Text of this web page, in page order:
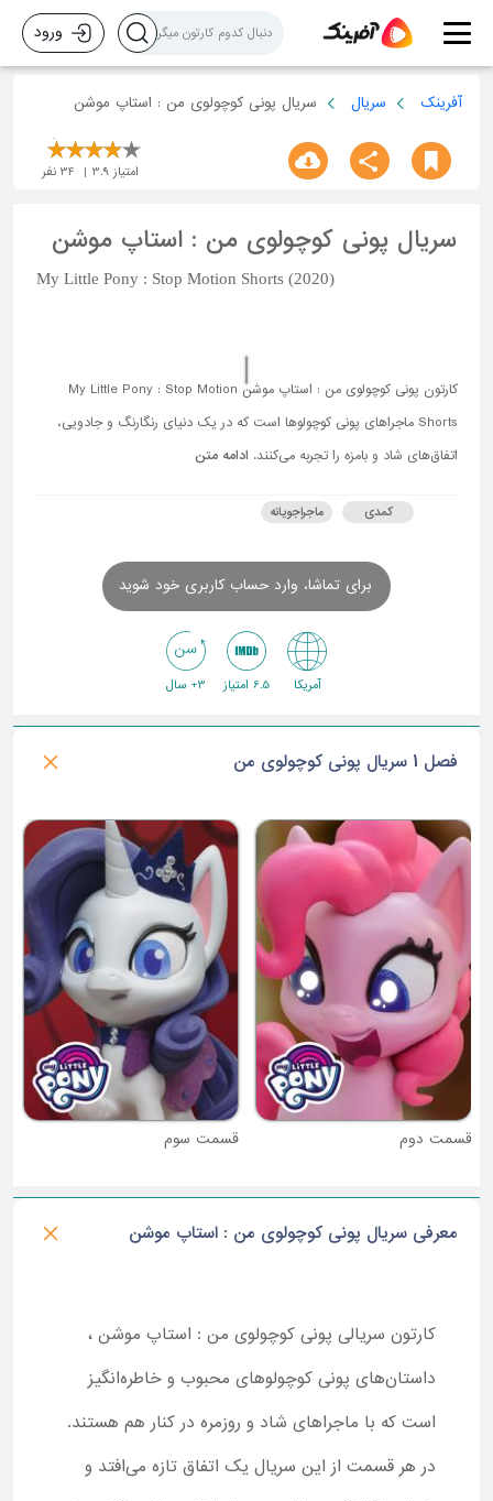
ورود
آفرینک سریال سریال پونی کوچولوی من : استاپ موشن
امتیاز 3.9
34 نفر
سریال پونی کوچولوی من : استاپ موشن
My Little Pony : Stop Motion Shorts (2020)
کارتون پونی کوچولوی من : استاپ موشن My Little Pony : Stop Motion
Shorts ماجراهای پونی کوچولوها است که در یک دنیای رنگارنگ و جادویی،
اتفاق‌های شاد و بامزه را تجربه می‌کنند. ادامه متن
کمدی ماجراجویانه
برای تماشا، وارد حساب کاربری خود شوید
آمریکا 6.5 امتیاز 3+ سال
فصل 1 سریال پونی کوچولوی من
قسمت دوم قسمت سوم
معرفی سریال پونی کوچولوی من : استاپ موشن
کارتون سریالی پونی کوچولوی من : استاپ موشن ،
داستان‌های پونی کوچولوهای محبوب و خاطره‌انگیز
است که با ماجراهای شاد و روزمره در کنار هم هستند.
در هر قسمت از این سریال یک اتفاق تازه می‌افتد و